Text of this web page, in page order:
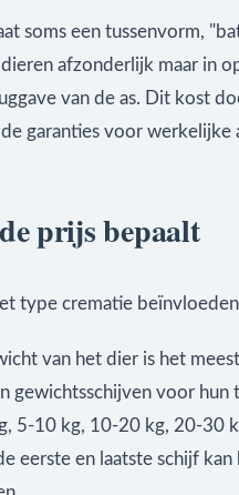
soms een tussenvorm,
afzonderlijk maar in
van de as. Dit kost
garanties voor werkelijke
prijs bepaalt
type crematie
van het dier is het
gewichtsschijven voor
5-10 kg, 10-20 kg, 20-30
eerste en laatste schijf